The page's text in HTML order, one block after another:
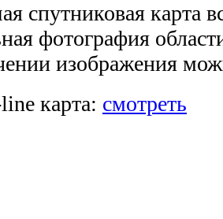
спутниковая карта
фотография
изображения
карта: смотреть